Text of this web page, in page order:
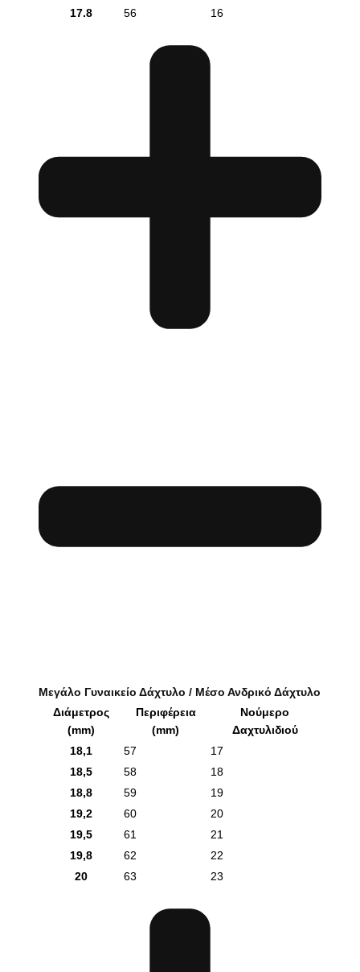
17.8
56 16
Μεγάλο Γυναικείο Δάχτυλο / Μέσο Ανδρικό Δάχτυλο
Διάμετρος
(mm)
Περιφέρεια
(mm)
Νούμερο
Δαχτυλιδιού
18,1
57
17
18,5
58
18
18,8
59
19
19,2
60
20
19,5
61
21
19,8
62
22
20
63 23